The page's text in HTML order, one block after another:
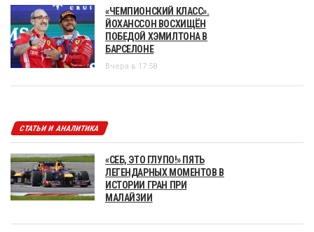
«ЧЕМПИОНСКИЙ КЛАСС».
ЙОХАНССОН ВОСХИЩЁН
ПОБЕДОЙ ХЭМИЛТОНА В
БАРСЕЛОНЕ
Вчера в 17:58
СТАТЬИ И АНАЛИТИКА
«СЕБ, ЭТО ГЛУПО!» ПЯТЬ
ЛЕГЕНДАРНЫХ МОМЕНТОВ В
ИСТОРИИ ГРАН ПРИ
МАЛАЙЗИИ